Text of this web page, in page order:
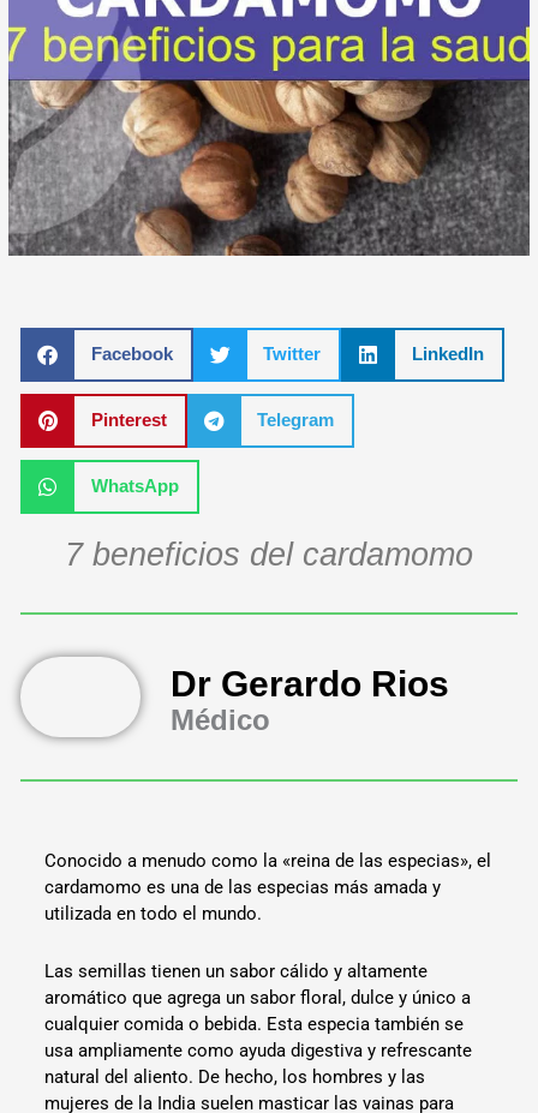
Facebook Twitter LinkedIn
Pinterest Telegram
WhatsApp
7 beneficios del cardamomo
Dr Gerardo Rios
Médico
Conocido a menudo como la «reina de las especias», el
cardamomo es una de las especias más amada y
utilizada en todo el mundo.
Las semillas tienen un sabor cálido y altamente
aromático que agrega un sabor floral, dulce y único a
cualquier comida o bebida. Esta especia también se
usa ampliamente como ayuda digestiva y refrescante
natural del aliento. De hecho, los hombres y las
mujeres de la India suelen masticar las vainas para